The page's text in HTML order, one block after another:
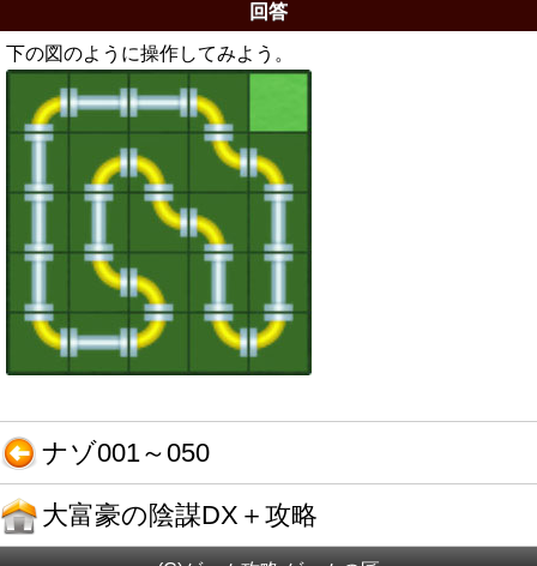
回答
下の図のように操作してみよう。
ナゾ001～050
大富豪の陰謀DX＋攻略